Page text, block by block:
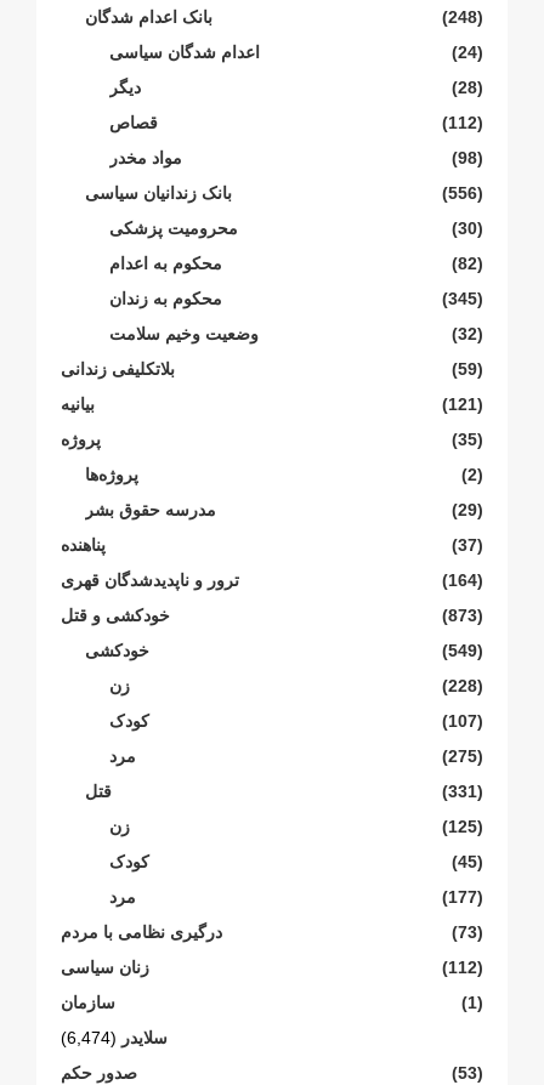
بانک اعدام شدگان
(248)
اعدام شدگان سیاسی
(24)
دیگر
(28)
قصاص
(112)
مواد مخدر
(98)
بانک زندانیان سیاسی
(556)
محرومیت پزشکی
(30)
محکوم بە اعدام
(82)
محکوم بە زندان
(345)
وضعیت وخیم سلامت
(32)
بلاتکلیفی زندانی
(59)
بیانیە
(121)
پروژە
(35)
پروژەها
(2)
مدرسە حقوق بشر
(29)
پناهنده
(37)
ترور و ناپدیدشدگان قهری
(164)
خودکشی و قتل
(873)
خودکشی
(549)
زن
(228)
کودک
(107)
مرد
(275)
قتل
(331)
زن
(125)
کودک
(45)
مرد
(177)
درگیری نظامی با مردم
(73)
زنان سیاسی
(112)
سازمان
(1)
سلایدر (6,474)
صدور حکم
(53)